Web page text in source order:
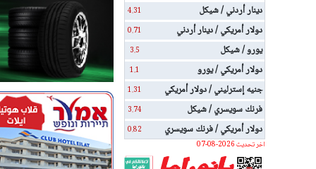
دينار أردني / شيكل 4.31
دولار أمريكي / دينار أردني 0.71
يورو / شيكل 3.5
دولار أمريكي / يورو 1.1
جنيه إسترليني / دولار أمريكي 1.31
فرنك سويسري / شيكل 3.74
دولار أمريكي / فرنك سويسري
0.82
اخر تحديث 2026-08-07